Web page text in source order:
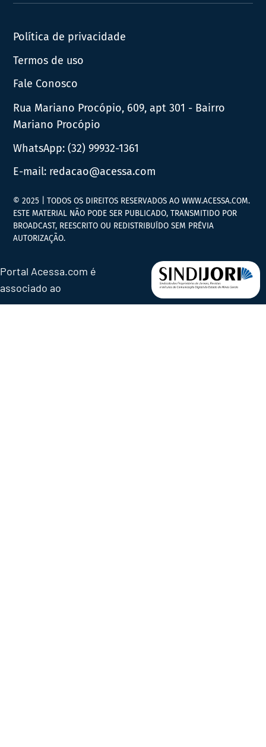
News
Política de privacidade
Termos de uso
Fale Conosco
Rua Mariano Procópio, 609, apt 301 - Bairro
Mariano Procópio
WhatsApp:(32) 99932-1361
E-mail: redacao@acessa.com
© 2025 | TODOS OS DIREITOS RESERVADOS AO WWW.ACESSA.COM.
ESTE MATERIAL NÃO PODE SER PUBLICADO, TRANSMITIDO POR
BROADCAST, REESCRITO OU REDISTRIBUÍDO SEM PRÉVIA
AUTORIZAÇÃO.
Portal Acessa.com é
associado ao